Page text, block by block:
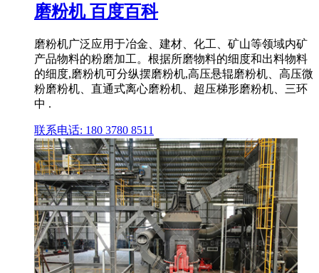
磨粉机 百度百科
磨粉机广泛应用于冶金、建材、化工、矿山等领域内矿
产品物料的粉磨加工。根据所磨物料的细度和出料物料
的细度,磨粉机可分纵摆磨粉机,高压悬辊磨粉机、高压微
粉磨粉机、直通式离心磨粉机、超压梯形磨粉机、三环
中 .
联系电话: 180 3780 8511